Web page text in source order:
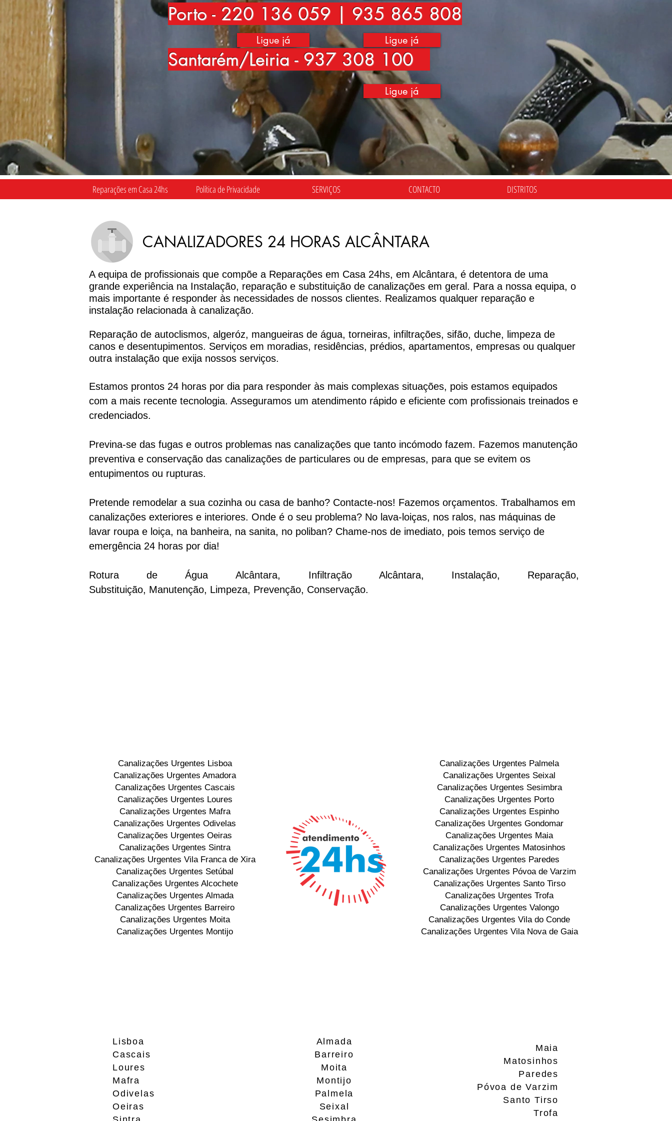
Porto - 220 136 059 | 935 865 808
Santarém/Leiria - 937 308 100
Ligue já Ligue já
Ligue já
Reparações em Casa 24hs Política de Privacidade SERVIÇOS CONTACTO DISTRITOS
CANALIZADORES 24 HORAS ALCÂNTARA
A equipa de profissionais que compõe a Reparações em Casa 24hs, em Alcântara, é detentora de uma
grande experiência na Instalação, reparação e substituição de canalizações em geral. Para a nossa equipa, o
mais importante é responder às necessidades de nossos clientes. Realizamos qualquer reparação e
instalação relacionada à canalização.
Reparação de autoclismos, algeróz, mangueiras de água, torneiras, infiltrações, sifão, duche, limpeza de
canos e desentupimentos. Serviços em moradias, residências, prédios, apartamentos, empresas ou qualquer
outra instalação que exija nossos serviços.
Estamos prontos 24 horas por dia para responder às mais complexas situações, pois estamos equipados
com a mais recente tecnologia. Asseguramos um atendimento rápido e eficiente com profissionais treinados e
credenciados.
Previna-se das fugas e outros problemas nas canalizações que tanto incómodo fazem. Fazemos manutenção
preventiva e conservação das canalizações de particulares ou de empresas, para que se evitem os
entupimentos ou rupturas.
Pretende remodelar a sua cozinha ou casa de banho? Contacte-nos! Fazemos orçamentos. Trabalhamos em
canalizações exteriores e interiores. Onde é o seu problema? No lava-loiças, nos ralos, nas máquinas de
lavar roupa e loiça, na banheira, na sanita, no poliban? Chame-nos de imediato, pois temos serviço de
emergência 24 horas por dia!
Rotura de Água Alcântara, Infiltração Alcântara, Instalação, Reparação,
Substituição, Manutenção, Limpeza, Prevenção, Conservação.
Canalizações Urgentes Lisboa
Canalizações Urgentes Amadora
Canalizações Urgentes Cascais
Canalizações Urgentes Loures
Canalizações Urgentes Mafra
Canalizações Urgentes Odivelas
Canalizações Urgentes Oeiras
Canalizações Urgentes Sintra
Canalizações Urgentes Vila Franca de Xira
Canalizações Urgentes Setúbal
Canalizações Urgentes Alcochete
Canalizações Urgentes Almada
Canalizações Urgentes Barreiro
Canalizações Urgentes Moita
Canalizações Urgentes Montijo
Canalizações Urgentes Palmela
Canalizações Urgentes Seixal
Canalizações Urgentes Sesimbra
Canalizações Urgentes Porto
Canalizações Urgentes Espinho
Canalizações Urgentes Gondomar
Canalizações Urgentes Maia
Canalizações Urgentes Matosinhos
Canalizações Urgentes Paredes
Canalizações Urgentes Póvoa de Varzim
Canalizações Urgentes Santo Tirso
Canalizações Urgentes Trofa
Canalizações Urgentes Valongo
Canalizações Urgentes Vila do Conde
Canalizações Urgentes Vila Nova de Gaia
Maia
Matosinhos
Paredes
Póvoa de Varzim
Santo Tirso
Trofa
Lisboa
Cascais
Loures
Mafra
Odivelas
Oeiras
Almada
Barreiro
Moita
Montijo
Palmela
Seixal